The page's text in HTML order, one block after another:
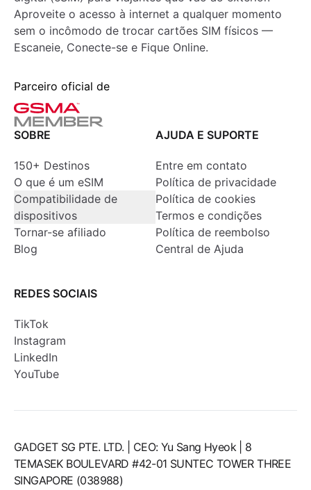
Aproveite o acesso à internet a qualquer momento
sem o incômodo de trocar cartões SIM físicos —
Escaneie, Conecte-se e Fique Online.
Parceiro oficial de
SOBRE
150+ Destinos
O que é um eSIM
Compatibilidade de
dispositivos
Tornar-se afiliado
Blog
AJUDA E SUPORTE
Entre em contato
Política de privacidade
Política de cookies
Termos e condições
Política de reembolso
Central de Ajuda
REDES SOCIAIS
TikTok
Instagram
LinkedIn
YouTube
GADGET SG PTE. LTD. | CEO: Yu Sang Hyeok | 8
TEMASEK BOULEVARD #42-01 SUNTEC TOWER THREE
SINGAPORE (038988)